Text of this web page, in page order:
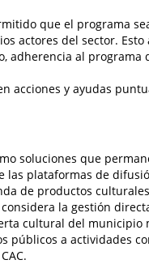
que el programa
actores del sector. Esto
adherencia al programa
acciones y ayudas
soluciones que
las plataformas de
de productos
la gestión
cultural del municipio
públicos a actividades